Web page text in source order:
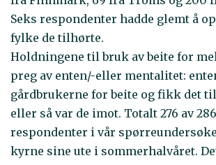
Seks respondenter hadde glemt å
fylke de tilhørte.
Holdningene til bruk av beite for
preg av enten/-eller mentalitet:
gårdbrukerne for beite og fikk det
eller så var de imot. Totalt 276 av 286
respondenter i vår
kyrne sine ute i sommerhalvåret.